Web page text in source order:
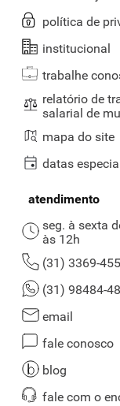
política de
institucional
trabalhe
relatório de
salarial de
mapa do site
datas
atendimento
seg. à sexta
às 12h
(31) 3369-
(31) 98484-
email
fale conosco
blog
fale com o